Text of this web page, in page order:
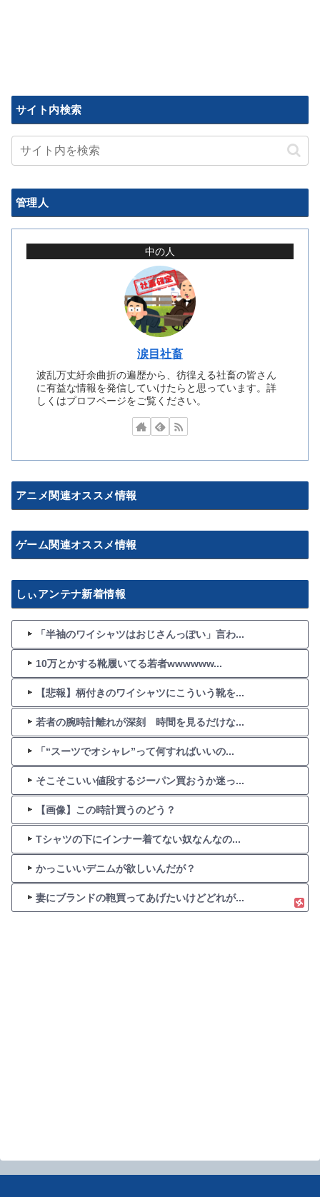
サイト内検索
管理人
中の人
涙目社畜
波乱万丈紆余曲折の遍歴から、彷徨える社畜の皆さん
に有益な情報を発信していけたらと思っています。詳
しくはプロフページをご覧ください。
アニメ関連オススメ情報
ゲーム関連オススメ情報
しぃアンテナ新着情報
「半袖のワイシャツはおじさんっぽい」言わ...
10万とかする靴履いてる若者wwwwww...
【悲報】柄付きのワイシャツにこういう靴を...
若者の腕時計離れが深刻 時間を見るだけな...
「“スーツでオシャレ”って何すればいいの...
そこそこいい値段するジーパン買おうか迷っ...
【画像】この時計買うのどう？
Tシャツの下にインナー着てない奴なんなの...
かっこいいデニムが欲しいんだが？
妻にブランドの鞄買ってあげたいけどどれが...